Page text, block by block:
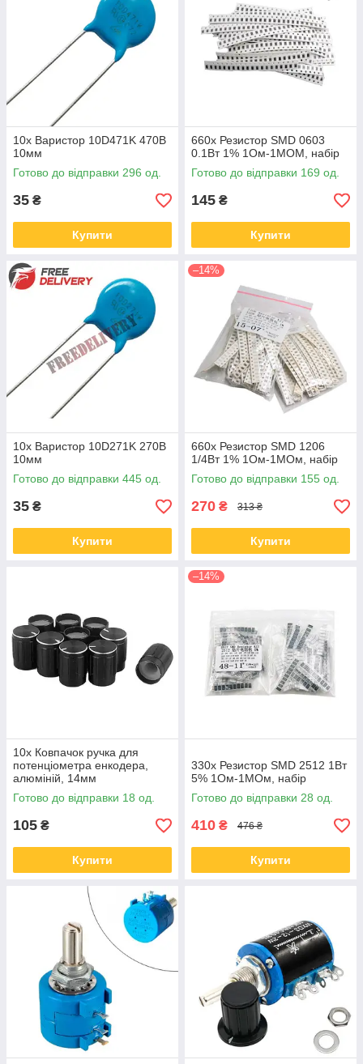
10x Варистор 10D471K 470В
10мм
Готово до відправки 296 од.
35 ₴
Купити
660x Резистор SMD 0603
0.1Вт 1% 1Ом-1МОМ, набір
Готово до відправки 169 од.
145 ₴
Купити
10x Варистор 10D271K 270В
10мм
Готово до відправки 445 од.
35 ₴
Купити
–14%
660x Резистор SMD 1206
1/4Вт 1% 1Ом-1МОм, набір
Готово до відправки 155 од.
270 ₴ 313 ₴
Купити
10x Ковпачок ручка для
потенціометра енкодера,
алюміній, 14мм
Готово до відправки 18 од.
105 ₴
Купити
–14%
330x Резистор SMD 2512 1Вт
5% 1Ом-1МОм, набір
Готово до відправки 28 од.
410 ₴ 476 ₴
Купити